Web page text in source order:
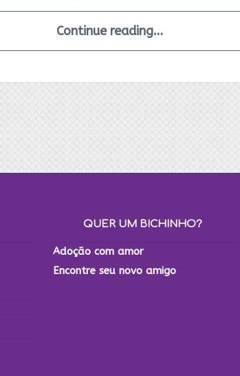
Continue reading…
QUER UM BICHINHO?
Adoção com amor
Encontre seu novo amigo